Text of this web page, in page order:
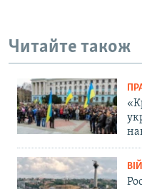
Читайте також